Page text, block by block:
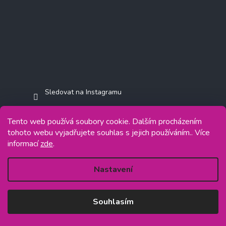
Tento web používá soubory cookie. Dalším procházením
tohoto webu vyjadřujete souhlas s jejich používáním.. Více
informacízde.
Nastavení
Souhlasím
Sledovat na Instagramu
Copyright 2026
Grafický návrh vytvořil a na Shoptet implementoval